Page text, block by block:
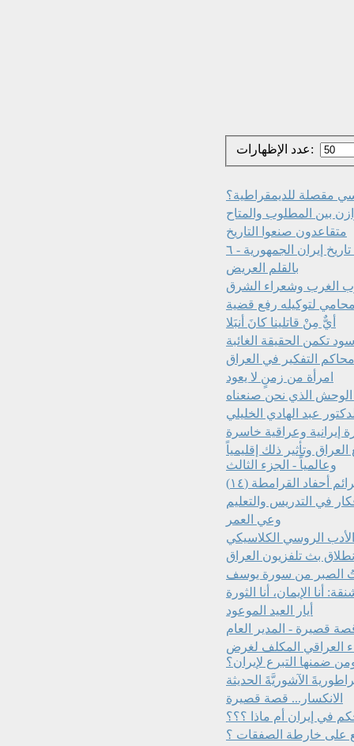
عدد الإظهارات:
مقصلة للديمقراطية؟
متقاعدون صنعوا التاريخ
إيران الجمهورية - ٦
بالقلم العريض
الغرب وشعراء الشرق
أيٌّ مِنْ قاتلينا كانَ أنبَلا
تكمن الحقيقة الغائبة
محاكم التفكير في العراق
امرأة من زمنٍ لا يعود
عبد الهادي الخليلي
إيرانية وعراقية خاسرة
وتأثير ذلك إقليمياً
وعالمياً - الجزء الثالث
أحفاد القرامطة (١٤)
في التدريس والتعليم
وعي العمر
الروسي الكلاسيكي
بث تلفزيون العراق
الصبر من سورة يوسف
أنا الإيمان، أنا الثورة
أيار العيد الموعود
قصيرة - المدير العام
العراقي المكلف لغرض
ضمنها التبرع لإيران؟
الآشوريَّةَ الحديثة
الانكسار... قصة قصيرة
على خارطة الصفقات ؟